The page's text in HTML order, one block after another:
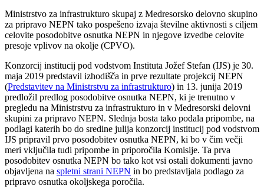
Ministrstvo za infrastrukturo skupaj z Medresorsko delovno skupino
za pripravo NEPN tako pospešeno izvaja številne aktivnosti s ciljem
celovite posodobitve osnutka NEPN in njegove izvedbe celovite
presoje vplivov na okolje (CPVO).
Konzorcij institucij pod vodstvom Instituta Jožef Stefan (IJS) je 30.
maja 2019 predstavil izhodišča in prve rezultate projekcij NEPN
(Predstavitev na Ministrstvu za infrastrukturo) in 13. junija 2019
predložil predlog posodobitve osnutka NEPN, ki je trenutno v
pregledu na Ministrstvu za infrastrukturo in v Medresorski delovni
skupini za pripravo NEPN. Slednja bosta tako podala pripombe, na
podlagi katerih bo do sredine julija konzorcij institucij pod vodstvom
IJS pripravil prvo posodobitev osnutka NEPN, ki bo v čim večji
meri vključila tudi pripombe in priporočila Komisije. Ta prva
posodobitev osnutka NEPN bo tako kot vsi ostali dokumenti javno
objavljena na spletni strani NEPN in bo predstavljala podlago za
pripravo osnutka okoljskega poročila.